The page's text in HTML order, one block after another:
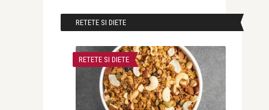
RETETE SI DIETE
RETETE SI DIETE